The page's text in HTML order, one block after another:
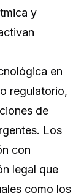
y
en
regulatorio,
de
Los
con
legal que
como los